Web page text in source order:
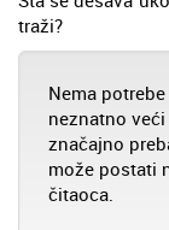
traži?
Nema
neznatno
značajno
može postati
čitaoca.